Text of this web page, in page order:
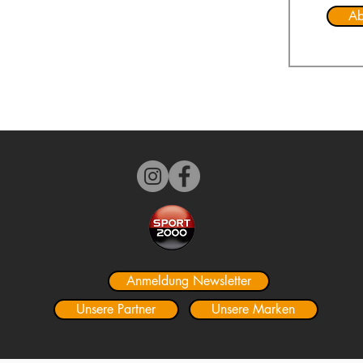
Anmeldung Newsletter
Unsere Partner
Unsere Marken